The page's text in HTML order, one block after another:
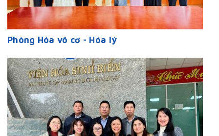
Phòng Hóa vô cơ - Hóa lý